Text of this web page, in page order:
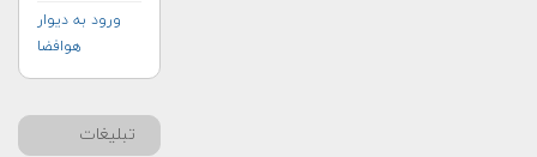
ورود به دیوار
هوافضا
تبلیغات